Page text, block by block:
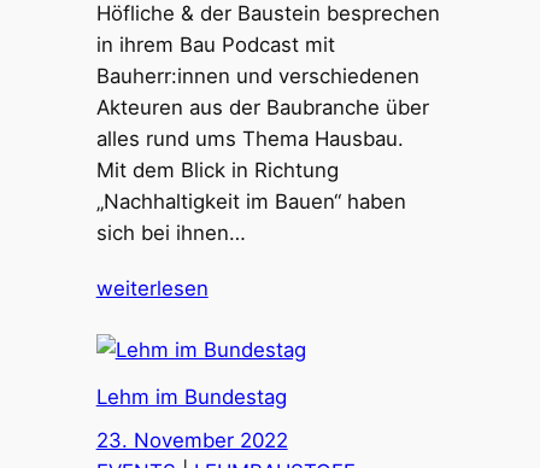
Höfliche & der Baustein besprechen
in ihrem Bau Podcast mit
Bauherr:innen und verschiedenen
Akteuren aus der Baubranche über
alles rund ums Thema Hausbau.
Mit dem Blick in Richtung
„Nachhaltigkeit im Bauen“ haben
sich bei ihnen…
weiterlesen
Lehm im Bundestag
23. November 2022